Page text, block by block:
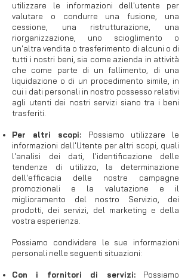
utilizzare le informazioni dell'utente per
valutare o condurre una fusione, una
cessione, una ristrutturazione, una
riorganizzazione, uno scioglimento o
un'altra vendita o trasferimento di alcuni o di
tutti i nostri beni, sia come azienda in attività
che come parte di un fallimento, di una
liquidazione o di un procedimento simile, in
cui i dati personali in nostro possesso relativi
agli utenti dei nostri servizi siano tra i beni
trasferiti.
Per altri scopi: Possiamo utilizzare le
informazioni dell'Utente per altri scopi, quali
l'analisi dei dati, l'identificazione delle
tendenze di utilizzo, la determinazione
dell'efficacia delle nostre campagne
promozionali e la valutazione e il
miglioramento del nostro Servizio, dei
prodotti, dei servizi, del marketing e della
vostra esperienza.
Possiamo condividere le sue informazioni
personali nelle seguenti situazioni:
Con i fornitori di servizi:Possiamo